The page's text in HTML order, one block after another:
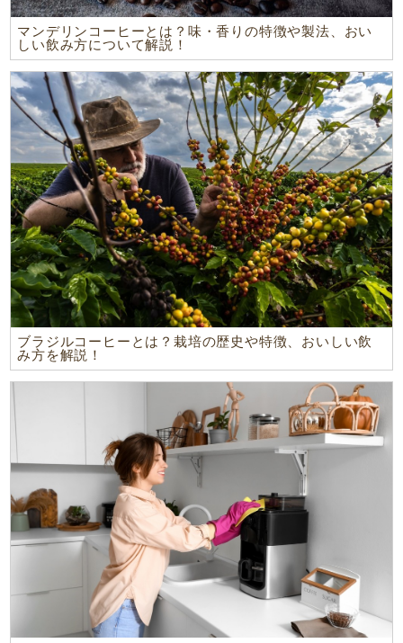
マンデリンコーヒーとは？味・香りの特徴や製法、おい
しい飲み方について解説！
ブラジルコーヒーとは？栽培の歴史や特徴、おいしい飲
み方を解説！